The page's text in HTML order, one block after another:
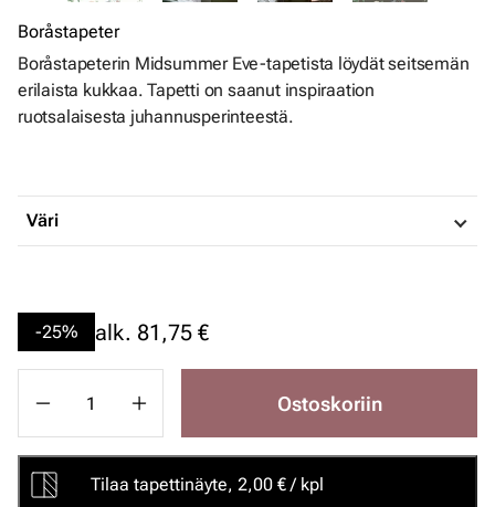
Boråstapeter
Boråstapeterin Midsummer Eve-tapetista löydät seitsemän
erilaista kukkaa. Tapetti on saanut inspiraation
ruotsalaisesta juhannusperinteestä.
Väri
-25% alk. 81,75 €
Ostoskoriin
Tilaa tapettinäyte, 2,00 € / kpl